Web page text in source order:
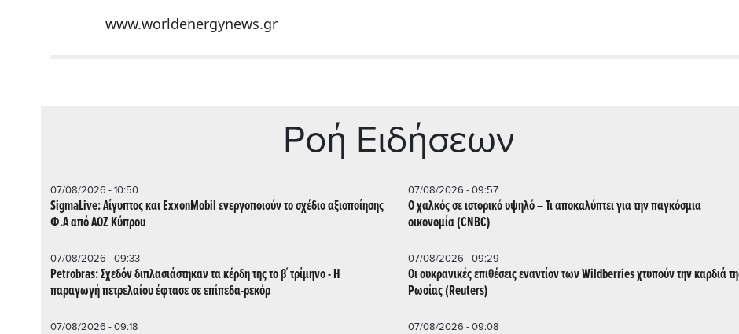
www.worldenergynews.gr
Ρoή Ειδήσεων
07/08/2026 - 10:50
SigmaLive: Αίγυπτος και ExxonMobil ενεργοποιούν το σχέδιο αξιοποίησης
Φ.Α από ΑΟΖ Κύπρου
07/08/2026 - 09:57
Ο χαλκός σε ιστορικό υψηλό – Τι αποκαλύπτει για την παγκόσμια
οικονομία (CNBC)
07/08/2026 - 09:33
Petrobras: Σχεδόν διπλασιάστηκαν τα κέρδη της το β΄ τρίμηνο - Η
παραγωγή πετρελαίου έφτασε σε επίπεδα-ρεκόρ
07/08/2026 - 09:29
Οι ουκρανικές επιθέσεις εναντίον των Wildberries χτυπούν την καρδιά
Ρωσίας (Reuters)
07/08/2026 - 09:18 07/08/2026 - 09:08